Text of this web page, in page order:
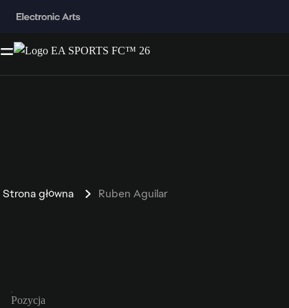
Strona główna Ruben Aguilar
Pozycja